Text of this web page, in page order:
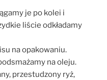
je po kolei i
liście odkładamy
na opakowaniu.
na oleju.
przestudzony ryż,